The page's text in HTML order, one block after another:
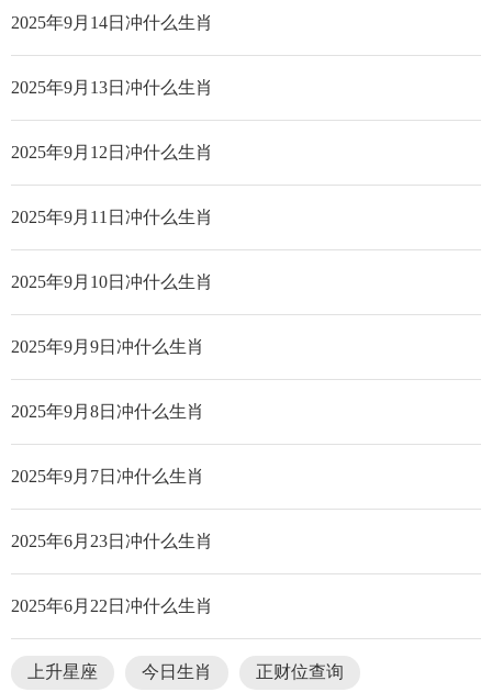
2025年9月14日冲什么生肖
2025年9月13日冲什么生肖
2025年9月12日冲什么生肖
2025年9月11日冲什么生肖
2025年9月10日冲什么生肖
2025年9月9日冲什么生肖
2025年9月8日冲什么生肖
2025年9月7日冲什么生肖
2025年6月23日冲什么生肖
2025年6月22日冲什么生肖
上升星座 今日生肖 正财位查询